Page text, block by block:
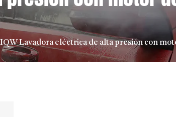
Lavadora eléctrica de alta presión con